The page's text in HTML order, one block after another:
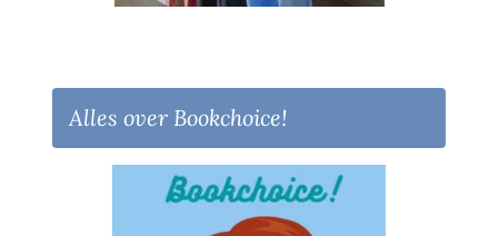
Alles over Bookchoice!